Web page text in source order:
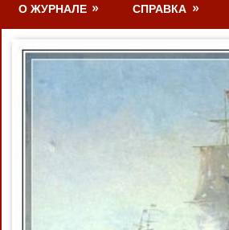
О ЖУРНАЛЕ СПРАВКА